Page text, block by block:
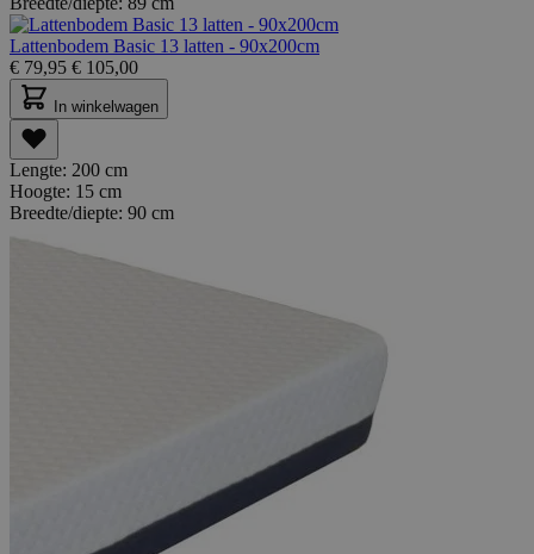
Lattenbodem Basic 13 latten - 90x200cm
€ 79,95 € 105,00
In winkelwagen
Lengte: 200 cm
Hoogte: 15 cm
Breedte/diepte: 90 cm